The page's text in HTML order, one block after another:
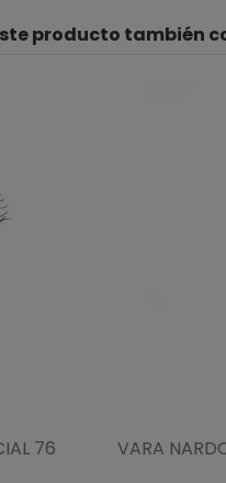
producto también
76
VARA